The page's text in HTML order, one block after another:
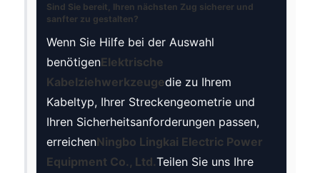
Sind Sie bereit, Ihren nächsten Zug sicherer und
sanfter zu gestalten?
Wenn Sie Hilfe bei der Auswahl
benötigenElektrische
Kabelziehwerkzeugedie zu Ihrem
Kabeltyp, Ihrer Streckengeometrie und
Ihren Sicherheitsanforderungen passen,
erreichenNingbo Lingkai Electric Power
Equipment Co., Ltd.Teilen Sie uns Ihre